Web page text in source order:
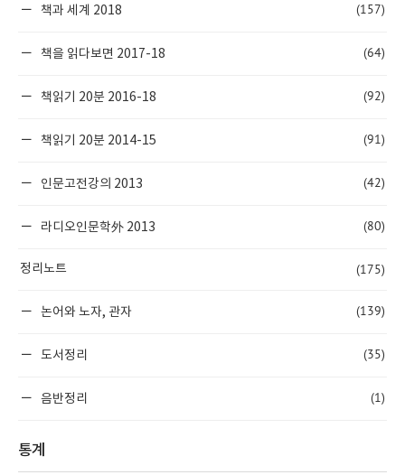
책과 세계 2018 (157)
책을 읽다보면 2017-18 (64)
책읽기 20분 2016-18 (92)
책읽기 20분 2014-15 (91)
인문고전강의 2013 (42)
라디오인문학外 2013 (80)
정리노트 (175)
논어와 노자, 관자 (139)
도서정리 (35)
음반정리 (1)
통계